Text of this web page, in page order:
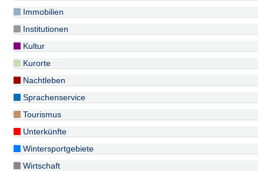
Immobilien
Institutionen
Kultur
Kurorte
Nachtleben
Sprachenservice
Tourismus
Unterkünfte
Wintersportgebiete
Wirtschaft